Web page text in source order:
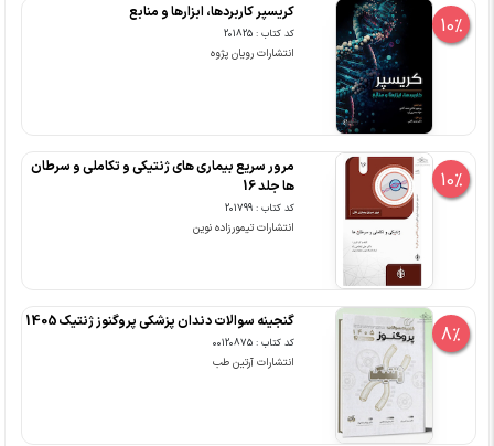
10%
کریسپر کاربردها، ابزارها و منابع
کد کتاب : 201825
انتشارات رویان پژوه
10%
مرور سریع بیماری های ژنتیکی و تکاملی و سرطان
ها جلد 16
کد کتاب : 201799
انتشارات تیمورزاده نوین
8%
گنجینه سوالات دندان پزشکی پروگنوز ژنتیک 1405
کد کتاب : 00120875
انتشارات آرتین طب